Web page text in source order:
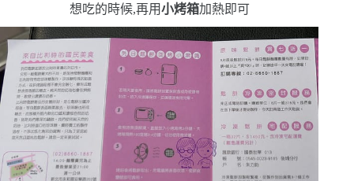
想吃的時候,再用小烤箱加熱即可